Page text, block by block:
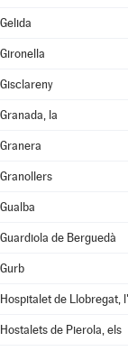
Gelida
Gironella
Gisclareny
Granada, la
Granera
Granollers
Gualba
Guardiola de Berguedà
Gurb
Hospitalet de Llobregat, l'
Hostalets de Pierola, els